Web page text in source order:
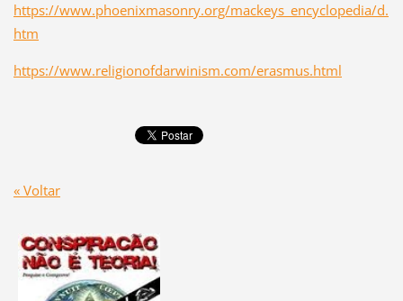
https://www.phoenixmasonry.org/mackeys_encyclopedia/d.
htm
https://www.religionofdarwinism.com/erasmus.html
« Voltar